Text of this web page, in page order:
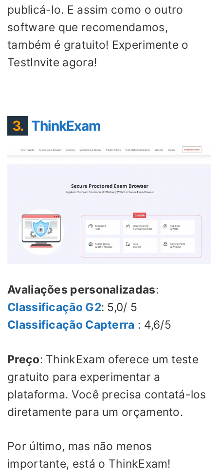
publicá-lo. E assim como o outro
software que recomendamos,
também é gratuito! Experimente o
TestInvite agora!
3. ThinkExam
Avaliações personalizadas:
Classificação G2: 5,0/ 5
Classificação Capterra : 4,6/5
Preço: ThinkExam oferece um teste
gratuito para experimentar a
plataforma. Você precisa contatá-los
diretamente para um orçamento.
Por último, mas não menos
importante, está o ThinkExam!